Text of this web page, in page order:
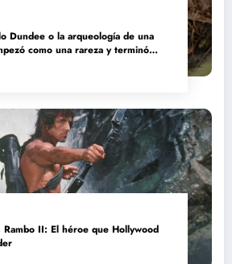
Dundee o la arqueología de una
como una rareza y terminó
Rambo II: El héroe que Hollywood